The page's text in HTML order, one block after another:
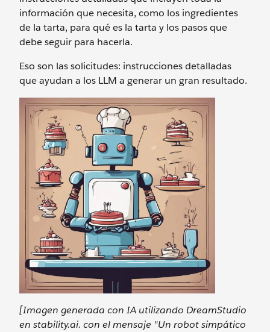
información que necesita, como los ingredientes
de la tarta, para qué es la tarta y los pasos que
debe seguir para hacerla.
Eso son las solicitudes: instrucciones detalladas
que ayudan a los LLM a generar un gran resultado.
[Imagen generada con IA utilizando DreamStudio
en stability.ai. con el mensaje "Un robot simpático